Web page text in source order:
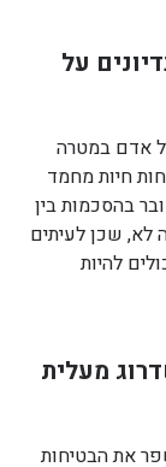
על
אדם במטרה
חיות מחמד
בהסכמות בין
לא, שכן לעיתים
להיות
מעלית
את הבטיחות